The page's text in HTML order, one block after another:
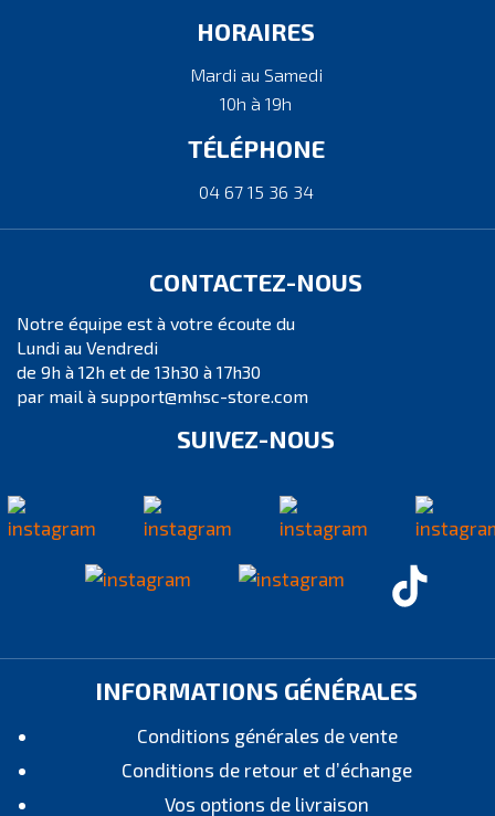
HORAIRES
Mardi au Samedi
10h à 19h
TÉLÉPHONE
04 67 15 36 34
CONTACTEZ-NOUS
Notre équipe est à votre écoute du
Lundi au Vendredi
de 9h à 12h et de 13h30 à 17h30
par mail à support@mhsc-store.com
SUIVEZ-NOUS
INFORMATIONS GÉNÉRALES
Conditions générales de vente
Conditions de retour et d’échange
Vos options de livraison